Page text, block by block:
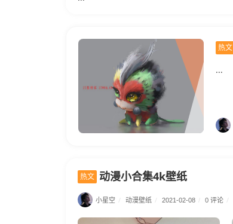
热文
...
热文 动漫小合集4k壁纸
小星空 / 动漫壁纸 / 2021-02-08 / 0 评论 /